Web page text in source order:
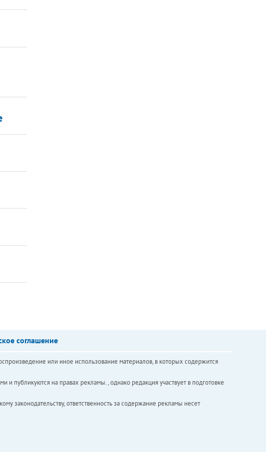
соглашение
или иное использование материалов, в которых содержится
публикуются на правах рекламы. , однако редакция участвует в подготовке
законодательству, ответственность за содержание рекламы несет